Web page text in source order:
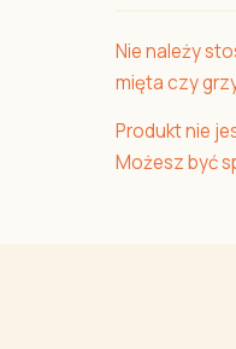
Nie należy
mięta czy
Produkt nie
Możesz być